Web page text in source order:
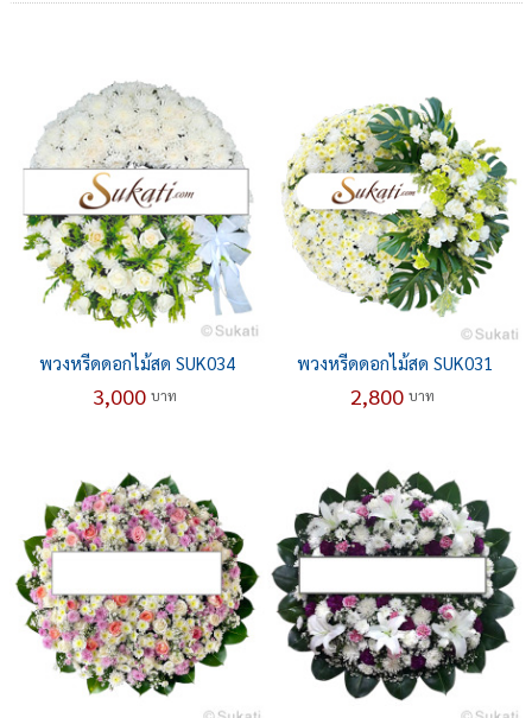
พวงหรีดดอกไม้สด SUK034
3,000 บาท
พวงหรีดดอกไม้สด SUK031
2,800 บาท